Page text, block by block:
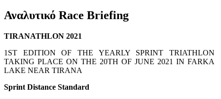
Αναλυτικό Race Briefing
TIRANATHLON 2021
1ST EDITION OF THE YEARLY SPRINT TRIATHLON
TAKING PLACE ON THE 20TH OF JUNE 2021 IN FARKA
LAKE NEAR TIRANA
Sprint Distance Standard